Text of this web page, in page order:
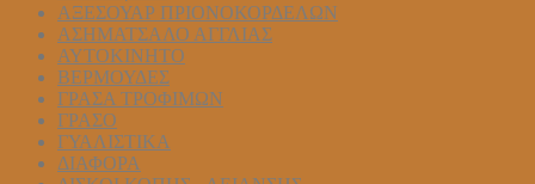
ΑΞΕΣΟΥΑΡ ΠΡΙΟΝΟΚΟΡΔΕΛΩΝ
ΑΣΗΜΑΤΣΑΛΟ ΑΓΓΛΙΑΣ
ΑΥΤΟΚΙΝΗΤΟ
ΒΕΡΜΟΥΔΕΣ
ΓΡΑΣΑ ΤΡΟΦΙΜΩΝ
ΓΡΑΣΟ
ΓΥΑΛΙΣΤΙΚΑ
ΔΙΑΦΟΡΑ